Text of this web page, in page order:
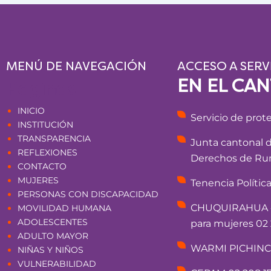
MENÚ DE NAVEGACIÓN
INICIO
INSTITUCIÓN
TRANSPARENCIA
REFLEXIONES
CONTACTO
MUJERES
PERSONAS CON DISCAPACIDAD
MOVILIDAD HUMANA
ADOLESCENTES
ADULTO MAYOR
NIÑAS Y NIÑOS
VULNERABILIDAD
ACCESO A
EN EL
Servicio de
Junta cantonal
Derechos de
Tenencia
para mujeres 02
WARMI